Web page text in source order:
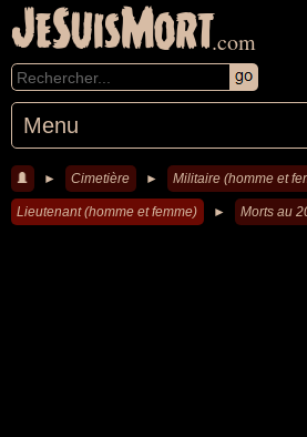
JeSuisMort.com
Menu
► Cimetière ► Militaire (homme et
Lieutenant (homme et femme) ► Morts au